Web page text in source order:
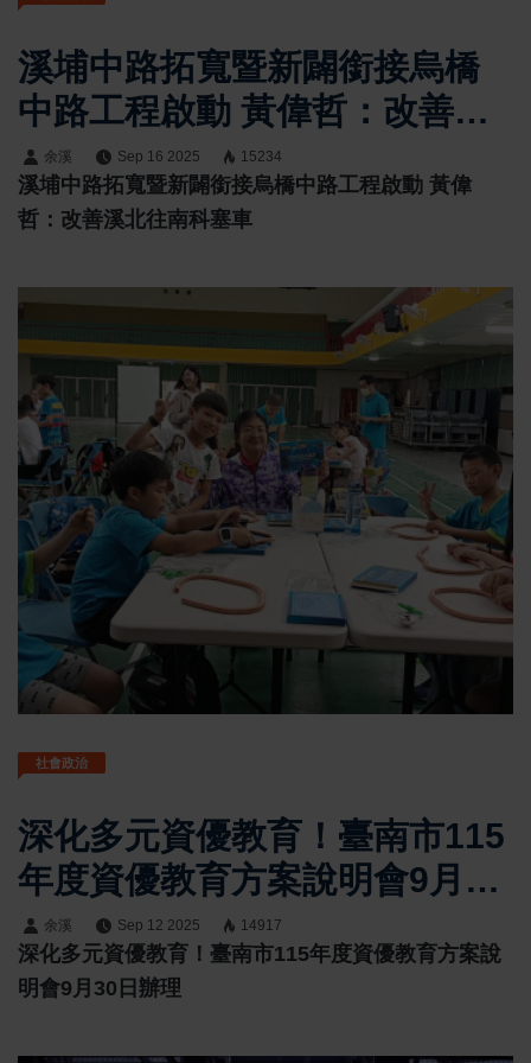
溪埔中路拓寬暨新闢銜接烏橋
中路工程啟動 黃偉哲：改善溪
北往南科塞車
余溪 Sep 16 2025 15234
溪埔中路拓寬暨新闢銜接烏橋中路工程啟動 黃偉
哲：改善溪北往南科塞車
社會政治
深化多元資優教育！臺南市115
年度資優教育方案說明會9月30
日辦理
余溪 Sep 12 2025 14917
深化多元資優教育！臺南市115年度資優教育方案說
明會9月30日辦理